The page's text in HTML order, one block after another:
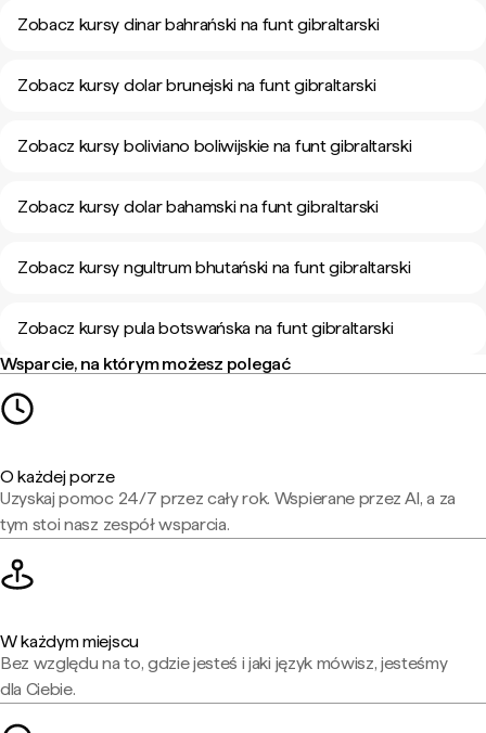
Zobacz kursy dinar bahrański na funt gibraltarski
Zobacz kursy dolar brunejski na funt gibraltarski
Zobacz kursy boliviano boliwijskie na funt gibraltarski
Zobacz kursy dolar bahamski na funt gibraltarski
Zobacz kursy ngultrum bhutański na funt gibraltarski
Zobacz kursy pula botswańska na funt gibraltarski
Wsparcie, na którym możesz polegać
O każdej porze
Uzyskaj pomoc 24/7 przez cały rok. Wspierane przez AI, a za
tym stoi nasz zespół wsparcia.
W każdym miejscu
Bez względu na to, gdzie jesteś i jaki język mówisz, jesteśmy
dla Ciebie.